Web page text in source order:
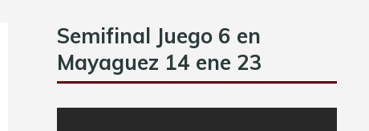
Semifinal Juego 6 en
Mayaguez 14 ene 23